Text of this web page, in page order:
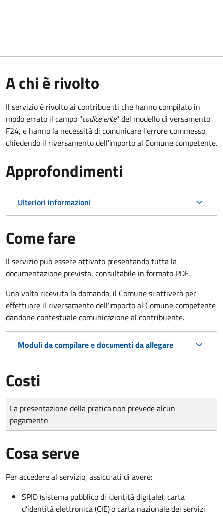
A chi è rivolto
Il servizio è rivolto ai contribuenti che hanno compilato in
modo errato il campo "codice ente" del modello di versamento
F24, e hanno la necessità di comunicare l'errore commesso,
chiedendo il riversamento dell'importo al Comune competente.
Approfondimenti
Ulteriori informazioni
Come fare
Il servizio può essere attivato presentando tutta la
documentazione prevista, consultabile in formato PDF.
Una volta ricevuta la domanda, il Comune si attiverà per
effettuare il riversamento dell'importo al Comune competente
dandone contestuale comunicazione al contribuente.
Moduli da compilare e documenti da allegare
Costi
Tipo di pagamento
Importo
La presentazione della pratica non prevede alcun
pagamento
Cosa serve
Per accedere al servizio, assicurati di avere:
SPID (sistema pubblico di identità digitale), carta
d’identità elettronica (CIE) o carta nazionale dei servizi